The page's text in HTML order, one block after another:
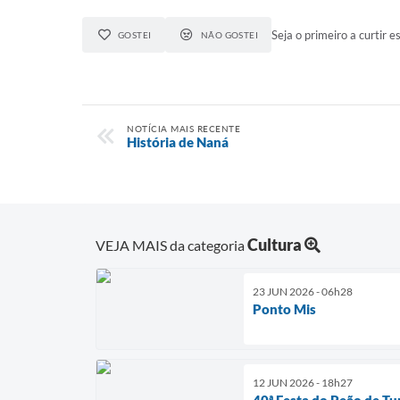
GOSTEI NÃO GOSTEI Seja o primeiro a curtir
NOTÍCIA MAIS RECENTE
História de Naná
VEJA MAIS da categoriaCultura
23 JUN 2026 - 06h28
Ponto Mis
12 JUN 2026 - 18h27